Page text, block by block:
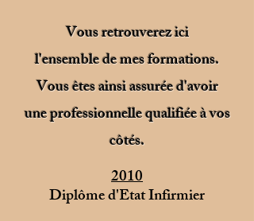
Vous retrouverez ici
l'ensemblede mes formations.
Vous êtesainsiassurée d'avoir
une professionnelle qualifiée à vos
côtés.
2010
Diplôme d'Etat Infirmier